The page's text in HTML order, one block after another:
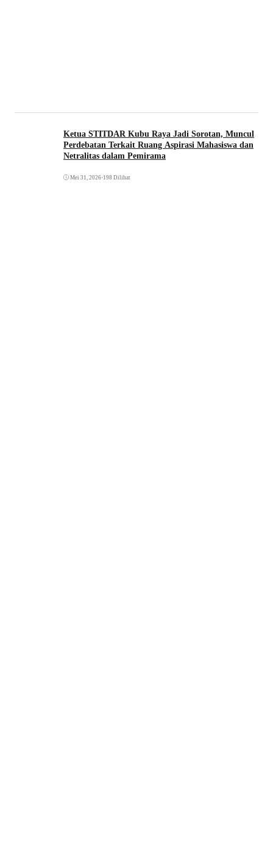
Ketua STITDAR Kubu Raya Jadi Sorotan, Muncul
Perdebatan Terkait Ruang Aspirasi Mahasiswa dan
Netralitas dalam Pemirama
Mei 31, 2026•198 Dilihat